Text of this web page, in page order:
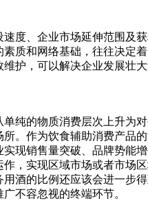
、企业市场延伸范围及
质和网络基础，往往决定
护，可以解决企业发展壮
的物质消费层次上升为
。作为饮食辅助消费产品
现销售量突破、品牌势能
，实现区域市场或者市场
酒的比例还应该会进一步
不容忽视的终端环节。